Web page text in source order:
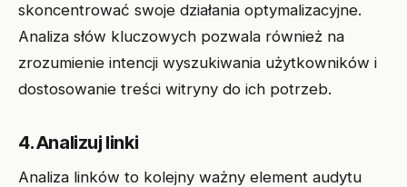
skoncentrować swoje działania optymalizacyjne.
Analiza słów kluczowych pozwala również na
zrozumienie intencji wyszukiwania użytkowników i
dostosowanie treści witryny do ich potrzeb.
4. Analizuj linki
Analiza linków to kolejny ważny element audytu